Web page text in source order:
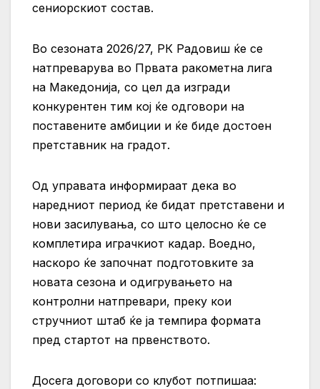
сениорскиот состав.
Во сезоната 2026/27, РК Радовиш ќе се
натпреварува во Првата ракометна лига
на Македонија, со цел да изгради
конкурентен тим кој ќе одговори на
поставените амбиции и ќе биде достоен
претставник на градот.
Од управата информираат дека во
наредниот период ќе бидат претставени и
нови засилувања, со што целосно ќе се
комплетира играчкиот кадар. Воедно,
наскоро ќе започнат подготовките за
новата сезона и одигрувањето на
контролни натпревари, преку кои
стручниот штаб ќе ја темпира формата
пред стартот на првенството.
Досега договори со клубот потпишаа: